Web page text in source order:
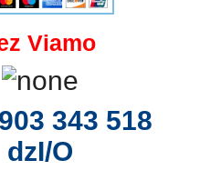
Viamo
343 518
dzI/O